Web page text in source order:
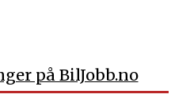
på BilJobb.no